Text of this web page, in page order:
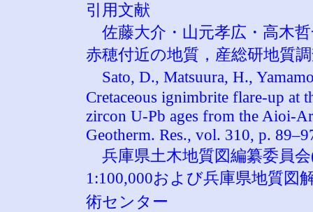
引用文献
佐藤大介・山元孝広・高木
赤穂付近の地質，産総研地質
Sato, D., Matsuura, H.,
Cretaceous ignimbrite flare-up at
zircon U-Pb ages from the Aioi-
Geotherm. Res., vol. 310, p.
兵庫県土木地質図編纂委員
1:100,000および兵庫県地質図
術センター